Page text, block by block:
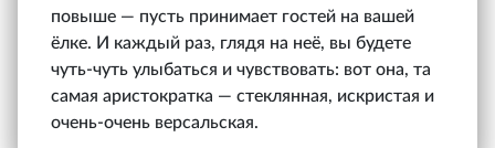
повыше — пусть принимает гостей на вашей
ёлке. И каждый раз, глядя на неё, вы будете
чуть-чуть улыбаться и чувствовать: вот она, та
самая аристократка — стеклянная, искристая и
очень-очень версальская.